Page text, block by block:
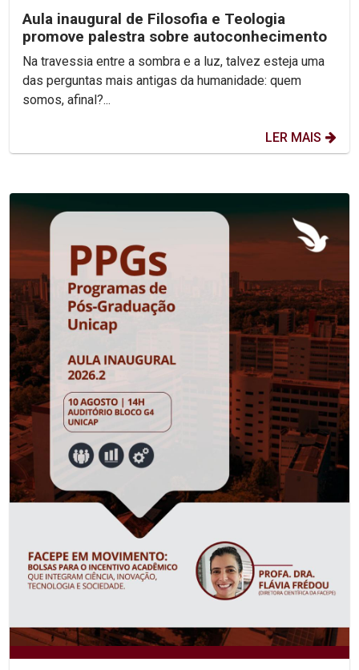
Aula inaugural de Filosofia e Teologia
promove palestra sobre autoconhecimento
Na travessia entre a sombra e a luz, talvez esteja uma
das perguntas mais antigas da humanidade: quem
somos, afinal?...
LER MAIS